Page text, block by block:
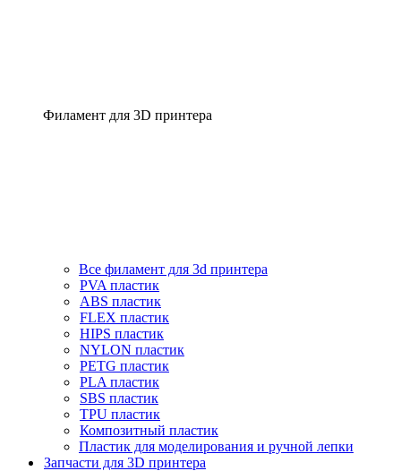
Филамент для 3D принтера
Все филамент для 3d принтера
PVA пластик
ABS пластик
FLEX пластик
HIPS пластик
NYLON пластик
PETG пластик
PLA пластик
SBS пластик
TPU пластик
Композитный пластик
Пластик для моделирования и ручной лепки
Запчасти для 3D принтера